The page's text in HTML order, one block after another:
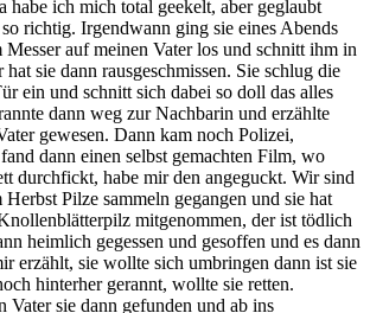
habe ich mich total geekelt, aber geglaubt
richtig. Irgendwann ging sie eines Abends
Messer auf meinen Vater los und schnitt ihm in
sie dann rausgeschmissen. Sie schlug die
ein und schnitt sich dabei so doll das alles
dann weg zur Nachbarin und erzählte
gewesen. Dann kam noch Polizei,
dann einen selbst gemachten Film, wo
durchfickt, habe mir den angeguckt. Wir sind
Pilze sammeln gegangen und sie hat
mitgenommen, der ist tödlich
heimlich gegessen und gesoffen und es dann
erzählt, sie wollte sich umbringen dann ist sie
hinterher gerannt, wollte sie retten.
Vater sie dann gefunden und ab ins